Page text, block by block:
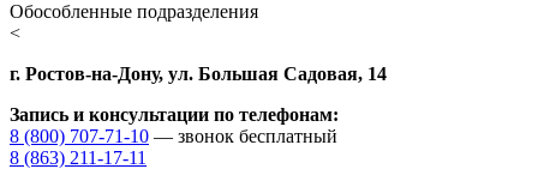
Обособленные подразделения
<
г. Ростов-на-Дону, ул. Большая Садовая, 14
Запись и консультации по телефонам:
8 (800) 707-71-10 — звонок бесплатный
8 (863) 211-17-11